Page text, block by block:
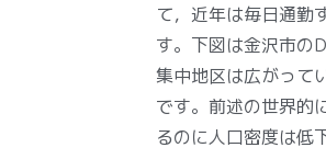
て，近年は毎日通勤
す。下図は金沢市の
集中地区は広がって
です。前述の世界的
るのに人口密度は低